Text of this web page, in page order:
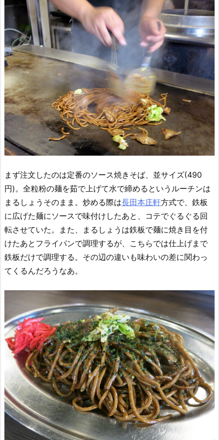
まず注文したのは定番のソース焼きそば、並サイズ(490
円)。全粒粉の麺を茹で上げて水で締めるというルーチンは
まるしょうそのまま。炒める際は長田本庄軒方式で、鉄板
に広げた麺にソースで味付けしたあと、コテでぐるぐる回
転させていた。また、まるしょうは鉄板で麺に焼き目を付
けたあとフライパンで調理するが、こちらでは仕上げまで
鉄板だけで調理する。その辺の違いも味わいの差に関わっ
てくるんだろうなあ。